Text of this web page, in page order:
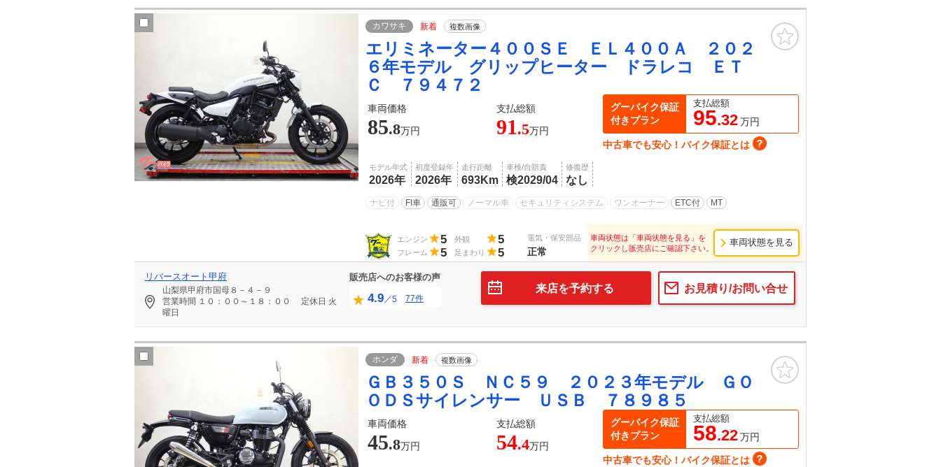
カワサキ 新着 複数画像
エリミネーター４００ＳＥ ＥＬ４００Ａ ２０２
６年モデル グリップヒーター ドラレコ ＥＴ
Ｃ ７９４７２
車両価格 支払総額
85.8万円 91.5万円
モデル年式
2026年
初度登録年
2026年
走行距離
693Km
車検/自賠責
検2029/04
修復歴
なし
ナビ付 FI車 通販可 ノーマル車 セキュリティシステム ワンオーナー ETC付 MT
グーバイク保証
付きプラン
支払総額
95.32万円
中古車でも安心！バイク保証とは
エンジン 5 外観 5
フレーム 5 足まわり 5
電気・保安部品
正常
車両状態は「車両状態を見る」を
クリックし販売店にご確認下さい。
車両状態を見る
リバースオート甲府
山梨県甲府市国母８－４－９
営業時間 １０：００～１８：００ 定休日 火
曜日
販売店へのお客様の声
4.9／5 77件
お見積り/お問い合せ
来店を予約する
ホンダ 新着 複数画像
ＧＢ３５０Ｓ ＮＣ５９ ２０２３年モデル ＧＯ
ＯＤＳサイレンサー ＵＳＢ ７８９８５
車両価格 支払総額
45.8万円 54.4万円
グーバイク保証
付きプラン
支払総額
58.22万円
中古車でも安心！バイク保証とは